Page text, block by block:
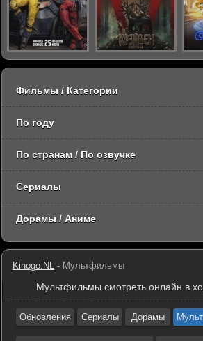
Kinogo.NL - Мультфильмы
Мультфильмы смотреть онлайн в
Обновления Сериалы Дорамы
Фильмы / Категории
По году
По странам / По озвучке
Сериалы
Дорамы / Аниме